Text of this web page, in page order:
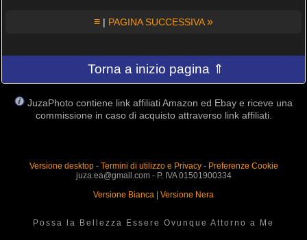
≡ | PAGINA SUCCESSIVA»
Torna a inizio pagina ⇑
JuzaPhoto contiene link affiliati Amazon ed Ebay e riceve una
commissione in caso di acquisto attraverso link affiliati.
Versione desktop- Termini di utilizzo e Privacy- Preferenze Cookie
juza.ea@gmail.com - P. IVA 01501900334
Versione Bianca | Versione Nera
Possa la Bellezza Essere Ovunque Attorno a Me